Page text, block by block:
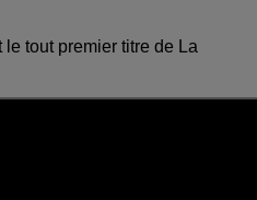
tout premier titre de La